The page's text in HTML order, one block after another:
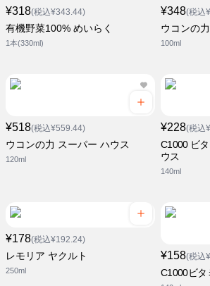
¥318(税込¥343.44)
有機野菜100% めいらく
1本(330ml)
¥348(税込
ウコンの
100ml
¥518(税込¥559.44)
ウコンの力 スーパー ハウス
120ml
¥228(税込
C1000 ビ
ウス
140ml
¥178(税込¥192.24)
レモリア ヤクルト
250ml
¥158(税込
C1000ビタ